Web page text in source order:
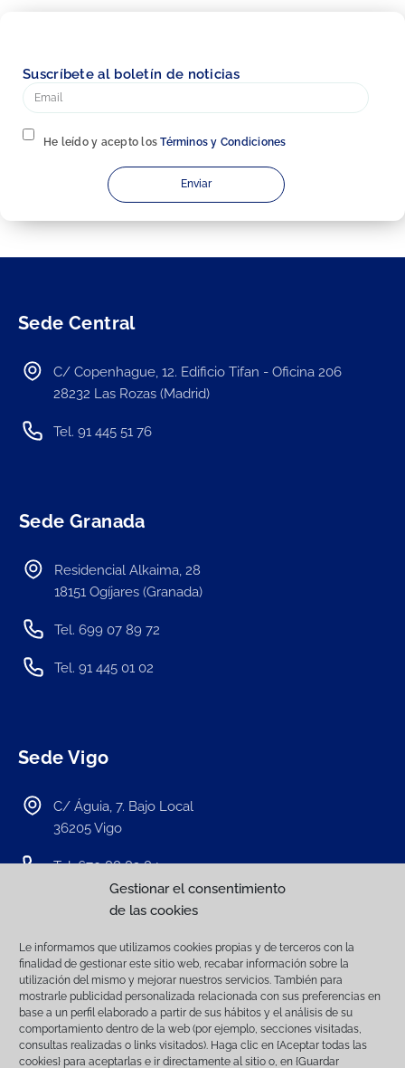
Gestionar el consentimiento
de las cookies
Le informamos que utilizamos cookies propias y de terceros con la
finalidad de gestionar este sitio web, recabar información sobre la
utilización del mismo y mejorar nuestros servicios. También para
mostrarle publicidad personalizada relacionada con sus preferencias en
base a un perfil elaborado a partir de sus hábitos y el análisis de su
comportamiento dentro de la web (por ejemplo, secciones visitadas,
consultas realizadas o links visitados). Haga clic en {Aceptar todas las
cookies} para aceptarlas e ir directamente al sitio o, en {Guardar
Suscríbete al boletín de noticias
He leído y acepto losTérminos y Condiciones
Enviar
Sede Central
C/ Copenhague, 12. Edificio Tifan - Oficina 206
28232 Las Rozas (Madrid)
Tel. 91 445 51 76
Sede Granada
Residencial Alkaima, 28
18151 Ogíjares (Granada)
Tel. 699 07 89 72
Tel. 91 445 01 02
Sede Vigo
C/ Águia, 7. Bajo Local
36205 Vigo
Tel. 670 88 83 84
Facebook Instagram
Aviso Legal POLÍTICA DE PRIVACIDAD Política de cookies (UE)